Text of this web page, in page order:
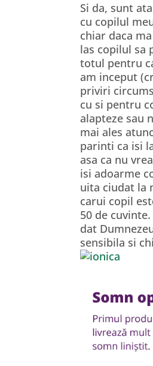
Si da, sunt
cu copilul
chiar daca
las copilul sa
totul pentru
am inceput
priviri
cu si pentru
alapteze sau
mai ales
parinti ca isi
asa ca nu
isi adoarme
uita ciudat la
carui copil
50 de
dat
sensibila si